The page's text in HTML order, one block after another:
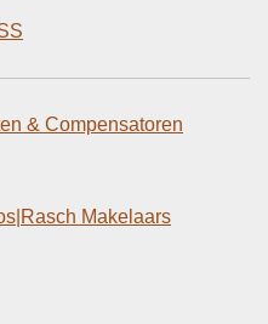
& Compensatoren
Makelaars